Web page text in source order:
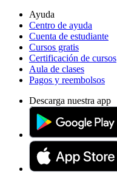
Ayuda
Centro de ayuda
Cuenta de estudiante
Cursos gratis
Certificación de cursos
Aula de clases
Pagos y reembolsos
Descarga nuestra app